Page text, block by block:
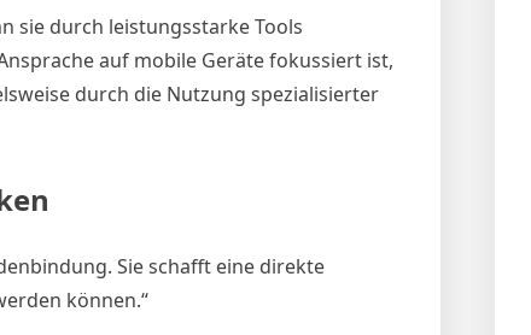
sie durch leistungsstarke Tools
auf mobile Geräte fokussiert ist,
durch die Nutzung spezialisierter
Sie schafft eine direkte
können.“